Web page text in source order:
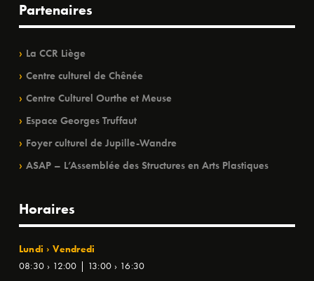
Partenaires
La CCR Liège
Centre culturel de Chênée
Centre Culturel Ourthe et Meuse
Espace Georges Truffaut
Foyer culturel de Jupille-Wandre
ASAP – L’Assemblée des Structures en Arts Plastiques
Horaires
Lundi › Vendredi
08:30 › 12:00 | 13:00 › 16:30